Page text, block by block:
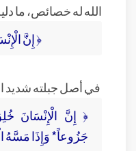
الله له خصائص، ما
﴿ إِنَّ
في أصل جبلته شديد
﴿ إِنَّ الْإِنْسَانَ
جَزُوعاً* وَإِذَا مَسَّهُ